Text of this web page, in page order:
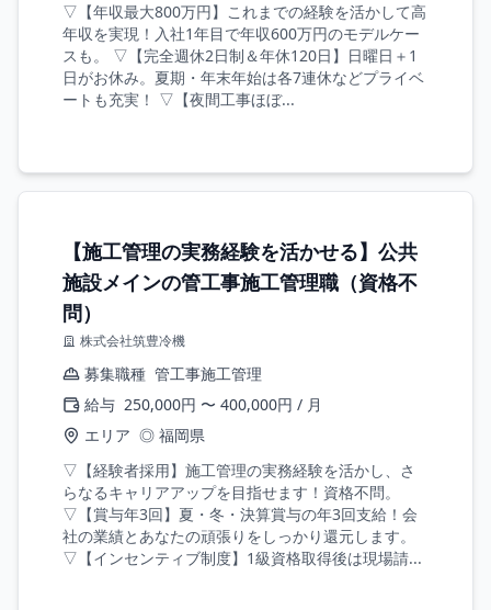
▽【年収最大800万円】これまでの経験を活かして高
年収を実現！入社1年目で年収600万円のモデルケー
スも。 ▽【完全週休2日制＆年休120日】日曜日＋1
日がお休み。夏期・年末年始は各7連休などプライベ
ートも充実！ ▽【夜間工事ほぼ...
【施工管理の実務経験を活かせる】公共
施設メインの管工事施工管理職（資格不
問）
株式会社筑豊冷機
募集職種 管工事施工管理
給与 250,000円 〜 400,000円 / 月
エリア ◎ 福岡県
▽【経験者採用】施工管理の実務経験を活かし、さ
らなるキャリアアップを目指せます！資格不問。
▽【賞与年3回】夏・冬・決算賞与の年3回支給！会
社の業績とあなたの頑張りをしっかり還元します。
▽【インセンティブ制度】1級資格取得後は現場請...